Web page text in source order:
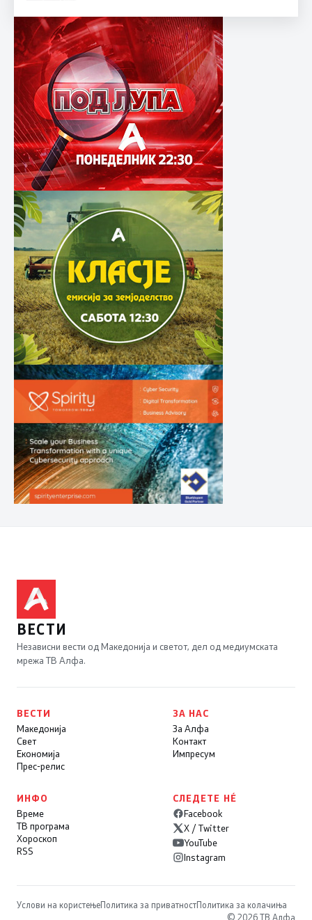
ВЕСТИ
Независни вести од Македонија и светот, дел од медиумската
мрежа ТВ Алфа.
ВЕСТИ
Македонија
Свет
Економија
Прес-релис
ЗА НАС
За Алфа
Контакт
Импресум
ИНФО
Време
ТВ програма
Хороскоп
RSS
СЛЕДЕТЕ НÉ
Facebook
X / Twitter
YouTube
Instagram
Услови на користењеПолитика за приватностПолитика за колачиња
© 2026 ТВ Алфа